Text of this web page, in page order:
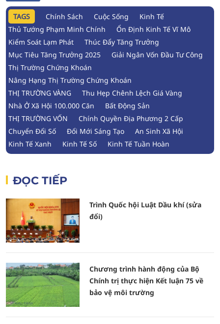
TAGS Chính Sách Cuộc Sống
Kinh Tế
Thủ Tướng Phạm Minh Chính
Ổn Định Kinh Tế Vĩ Mô
Kiểm Soát Lạm Phát
Thúc Đẩy Tăng Trưởng
Mục Tiêu Tăng Trưởng 2025
Giải Ngân Vốn Đầu Tư Công
Thị Trường Chứng Khoán
Nâng Hạng Thị Trường Chứng Khoán
THỊ TRƯỜNG VÀNG
Thu Hẹp Chênh Lệch Giá Vàng
Nhà Ở Xã Hội 100.000 Căn
Bất Động Sản
THỊ TRƯỜNG VỐN
Chính Quyền Địa Phương 2 Cấp
Chuyển Đổi Số
Đổi Mới Sáng Tạo
An Sinh Xã Hội
Kinh Tế Xanh
Kinh Tế Số Kinh Tế Tuần Hoàn
ĐỌC TIẾP
Trình Quốc hội Luật Dầu khí (sửa
đổi)
Chương trình hành động của Bộ
Chính trị thực hiện Kết luận 75 về
bảo vệ môi trường